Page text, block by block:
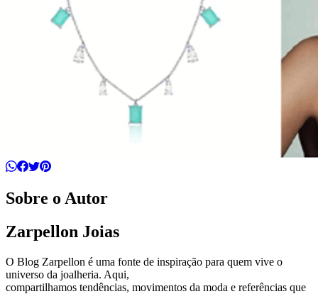
Sobre o Autor
Zarpellon Joias
O Blog Zarpellon é uma fonte de inspiração para quem vive o
universo da joalheria. Aqui,
compartilhamos tendências, movimentos da moda e referências que